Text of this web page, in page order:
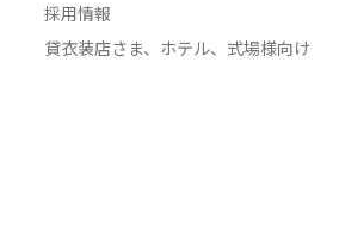
採用情報
貸衣装店さま、ホテル、式場様向け